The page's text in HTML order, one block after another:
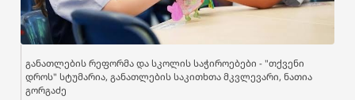
განათლების რეფორმა და სკოლის საჭიროებები - "თქვენი
დროს" სტუმარია, განათლების საკითხთა მკვლევარი, ნათია
გორგაძე